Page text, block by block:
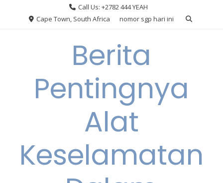
Call Us: +2782 444 YEAH
Cape Town, South Africa
nomor sgp hari ini
Berita
Pentingnya
Alat
Keselamatan